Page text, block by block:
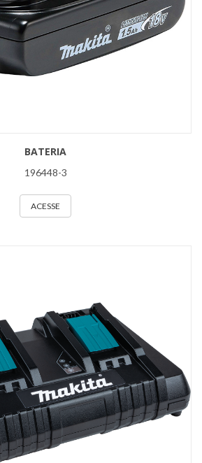
BATERIA
196448-3
ACESSE